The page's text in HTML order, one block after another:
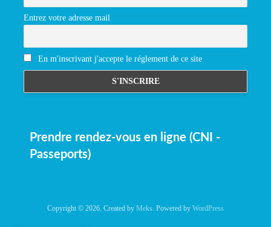
Entrez votre adresse mail
En m'inscrivant j'accepte le réglement de ce site
Prendre rendez-vous en ligne (CNI -
Passeports)
Copyright © 2026. Created by Meks . Powered by WordPress